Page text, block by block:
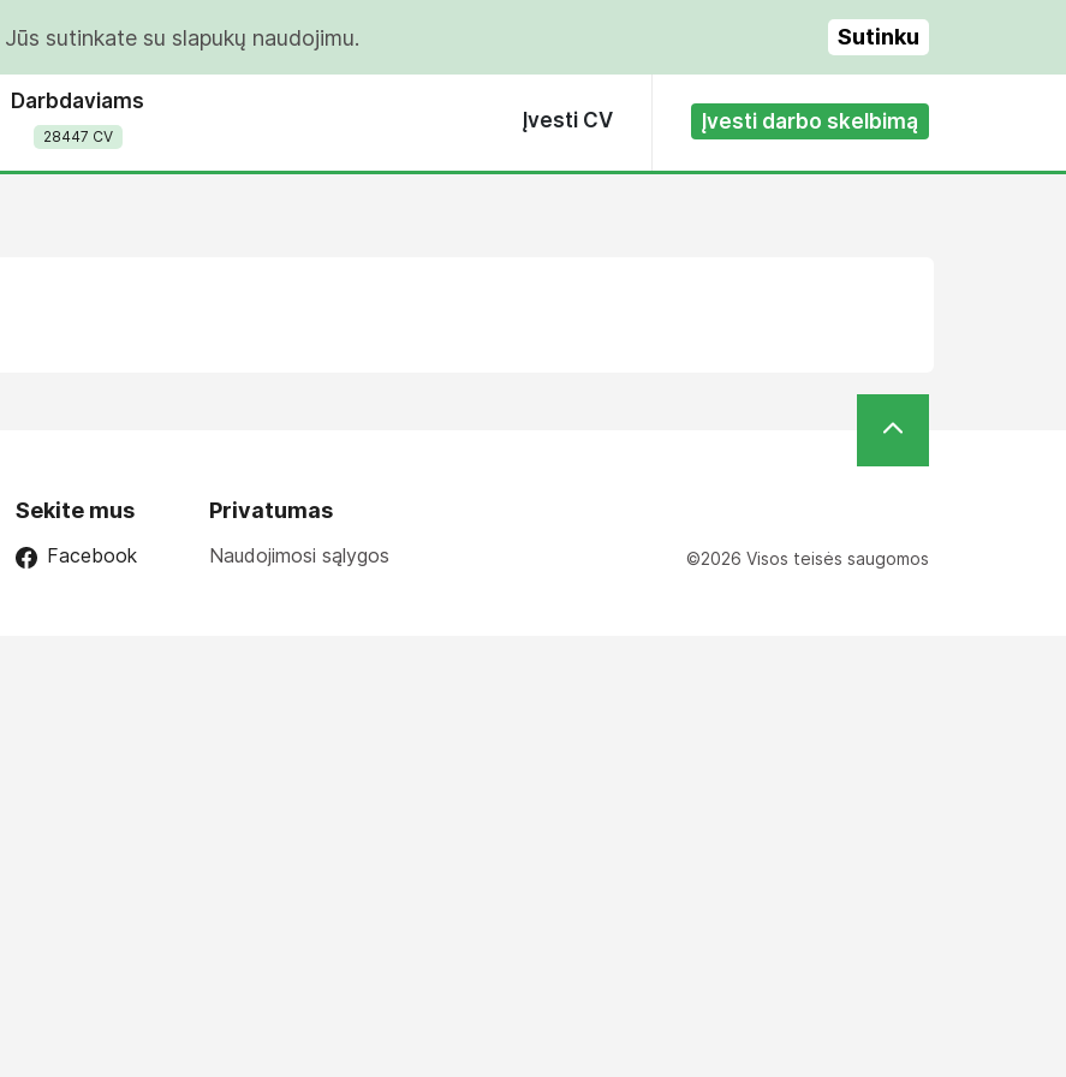
sutinkate su slapukų naudojimu. Sutinku
Darbdaviams
28447 CV
Įvesti CV Įvesti darbo skelbimą
Sekite mus
Facebook
Privatumas
Naudojimosi sąlygos ©2026 Visos teisės saugomos